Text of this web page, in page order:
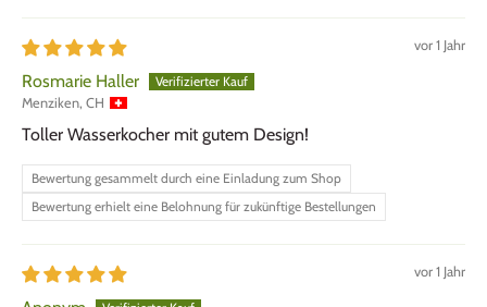
vor 1 Jahr
Rosmarie Haller
Menziken, CH
Toller Wasserkocher mit gutem Design!
Bewertung gesammelt durch eine Einladung zum Shop
Bewertung erhielt eine Belohnung für zukünftige Bestellungen
vor 1 Jahr